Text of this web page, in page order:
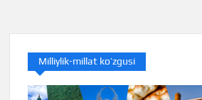
Milliylik-millat ko’zgusi